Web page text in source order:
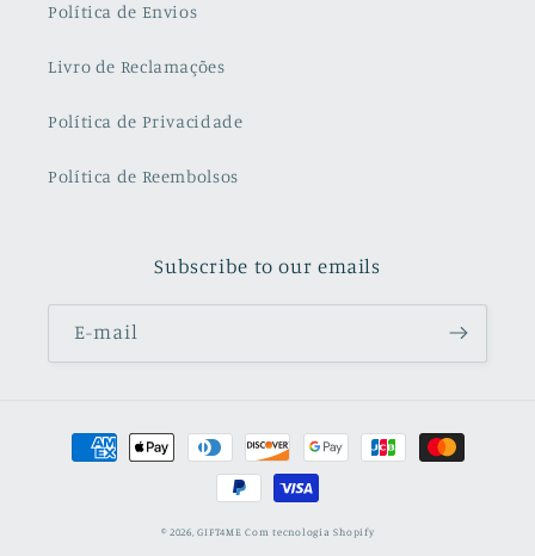
Política de Envios
Livro de Reclamações
Política de Privacidade
Política de Reembolsos
Subscribe to our emails
E-mail
Métodos
© 2026,GIFT4ME Com tecnologia Shopify